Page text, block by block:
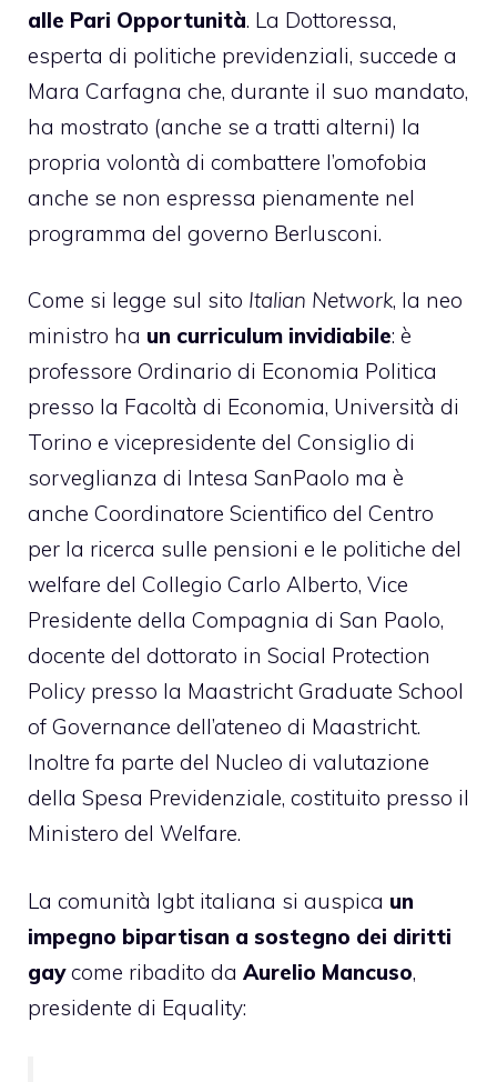
alle Pari Opportunità. La Dottoressa,
esperta di politiche previdenziali, succede a
Mara Carfagna che, durante il suo mandato,
ha mostrato (anche se a tratti alterni) la
propria volontà di combattere l’omofobia
anche se non espressa pienamente nel
programma del governo Berlusconi.
Come si legge sul sito Italian Network, la neo
ministro ha un curriculum invidiabile: è
professore Ordinario di Economia Politica
presso la Facoltà di Economia, Università di
Torino e vicepresidente del Consiglio di
sorveglianza di Intesa SanPaolo ma è
anche Coordinatore Scientifico del Centro
per la ricerca sulle pensioni e le politiche del
welfare del Collegio Carlo Alberto, Vice
Presidente della Compagnia di San Paolo,
docente del dottorato in Social Protection
Policy presso la Maastricht Graduate School
of Governance dell’ateneo di Maastricht.
Inoltre fa parte del Nucleo di valutazione
della Spesa Previdenziale, costituito presso il
Ministero del Welfare.
La comunità lgbt italiana si auspica un
impegno bipartisan a sostegno dei diritti
gaycome ribadito da Aurelio Mancuso,
presidente di Equality: